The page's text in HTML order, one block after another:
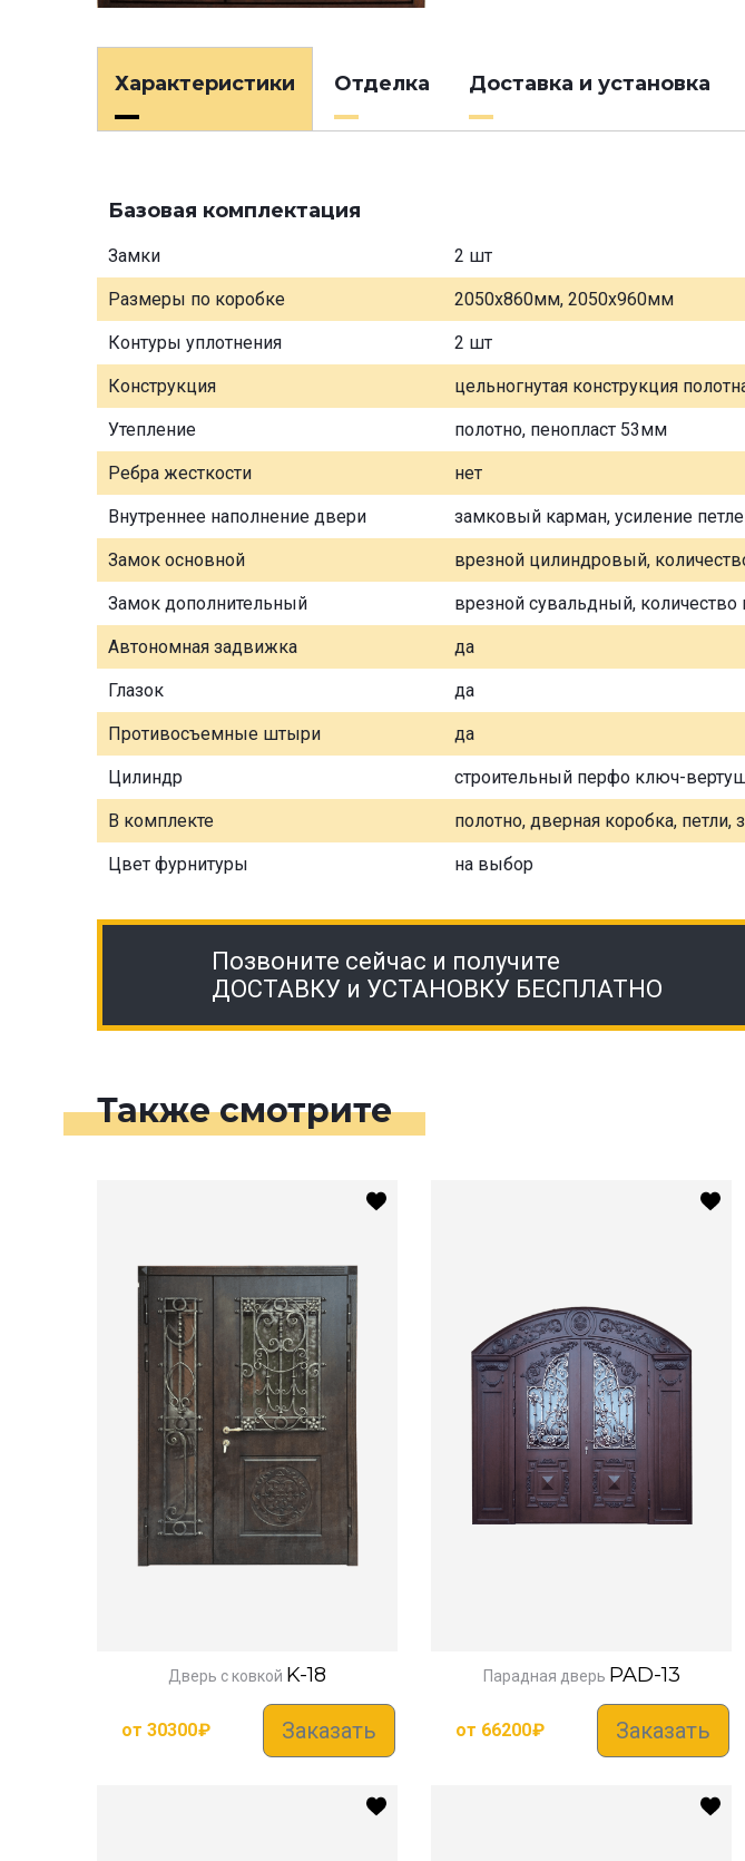
Характеристики Отделка Доставка и установка
Базовая комплектация
Замки 2 шт
Размеры по коробке 2050х860мм, 2050х960мм
Контуры уплотнения 2 шт
Конструкция цельногнутая конструкция
Утепление полотно, пенопласт 53мм
Ребра жесткости нет
Внутреннее наполнение двери замковый карман, усиление
Замок основной врезной цилиндровый,
Замок дополнительный врезной сувальдный, количество
Автономная задвижка да
Глазок да
Противосъемные штыри да
Цилиндр строительный перфо ключ-
В комплекте полотно, дверная коробка, петли,
Цвет фурнитуры на выбор
Позвоните сейчас и получите
ДОСТАВКУ и УСТАНОВКУ БЕСПЛАТНО
Также смотрите
Дверь с ковкой K-18
от 30300₽ Заказать
Парадная дверь PAD-13
от 66200₽ Заказать